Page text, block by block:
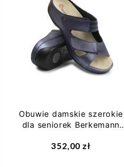
Obuwie damskie szerokie
dla seniorek Berkemann
352,00 zł